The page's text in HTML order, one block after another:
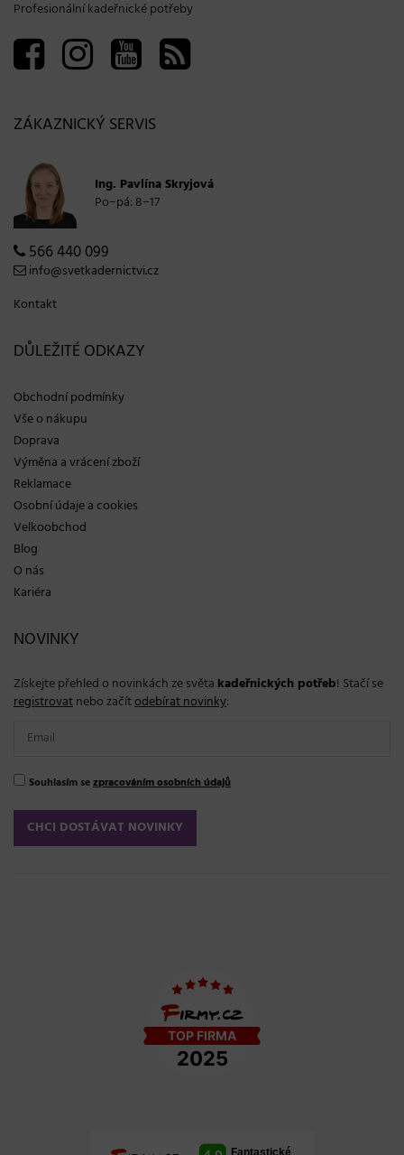
Profesionální kadeřnické potřeby
ZÁKAZNICKÝ SERVIS
Ing. Pavlína Skryjová
Po−pá: 8−17
566 440 099
info@svetkadernictvi.cz
Kontakt
DŮLEŽITÉ ODKAZY
Obchodní podmínky
Vše o nákupu
Doprava
Výměna a vrácení zboží
Reklamace
Osobní údaje a cookies
Velkoobchod
Blog
O nás
Kariéra
NOVINKY
Získejte přehled o novinkách ze světa kadeřnických potřeb! Stačí se
registrovatnebo začítodebírat novinky:
Souhlasím sezpracováním osobních údajů